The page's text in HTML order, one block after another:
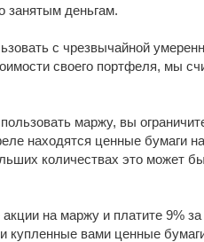
занятым деньгам.
с чрезвычайной
своего портфеля, мы
маржу, вы
находятся ценные бумаги
количествах это может
на маржу и платите 9% за
вами ценные